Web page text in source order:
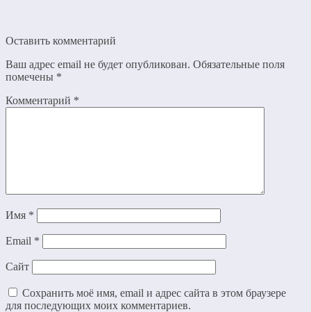
Оставить комментарий
Ваш адрес email не будет опубликован. Обязательные поля
помечены *
Комментарий *
Имя *
Email *
Сайт
Сохранить моё имя, email и адрес сайта в этом браузере
для последующих моих комментариев.